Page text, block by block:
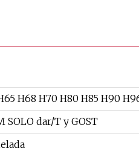
H68 H70 H80 H85 H90
SOLO dar/T y GOST